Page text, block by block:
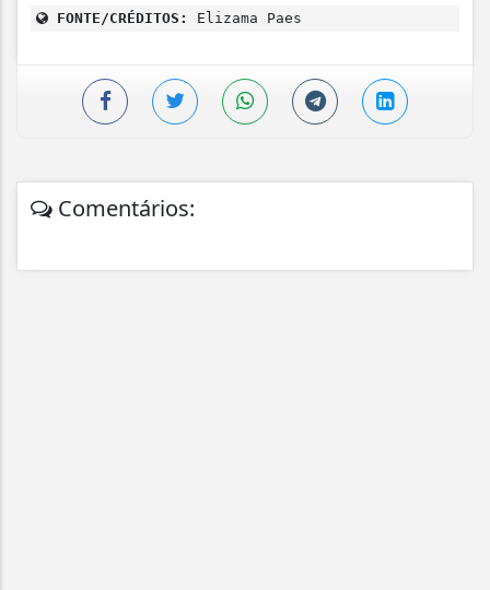
FONTE/CRÉDITOS: Elizama Paes
Comentários: